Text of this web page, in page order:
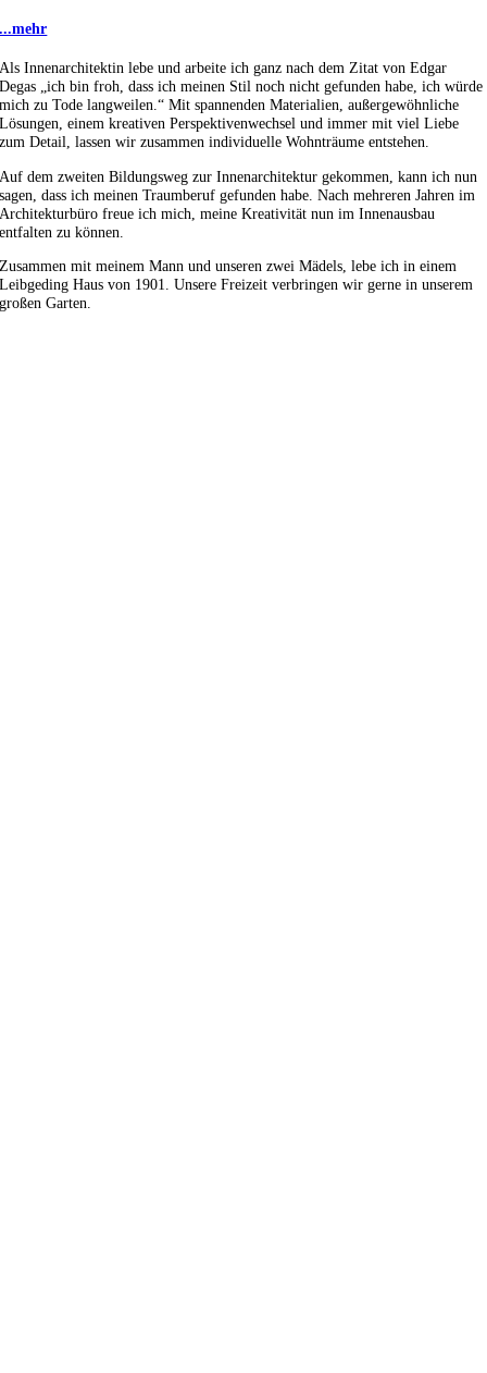
...mehr
Als Innenarchitektin lebe und arbeite ich ganz nach dem Zitat von Edgar
Degas „ich bin froh, dass ich meinen Stil noch nicht gefunden habe, ich würde
mich zu Tode langweilen.“ Mit spannenden Materialien, außergewöhnliche
Lösungen, einem kreativen Perspektivenwechsel und immer mit viel Liebe
zum Detail, lassen wir zusammen individuelle Wohnträume entstehen.
Auf dem zweiten Bildungsweg zur Innenarchitektur gekommen, kann ich nun
sagen, dass ich meinen Traumberuf gefunden habe. Nach mehreren Jahren im
Architekturbüro freue ich mich, meine Kreativität nun im Innenausbau
entfalten zu können.
Zusammen mit meinem Mann und unseren zwei Mädels, lebe ich in einem
Leibgeding Haus von 1901. Unsere Freizeit verbringen wir gerne in unserem
großen Garten.